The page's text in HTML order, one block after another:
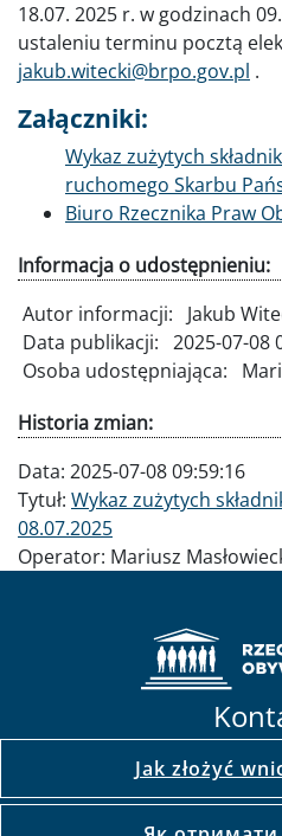
18.07. 2025 r. w godzinach
ustaleniu terminu pocztą
jakub.witecki@brpo.gov.pl .
Załączniki:
Dokument
Wykaz zużytych
ruchomego Skarbu
Biuro Rzecznika Praw
Informacja o udostępnieniu:
Autor informacji:
Jakub
Data publikacji: 2025-07-08
Osoba udostępniająca:
Historia zmian:
Data: 2025-07-08 09:59:16
Tytuł: Wykaz zużytych
08.07.2025
Operator: Mariusz
Jak złożyć